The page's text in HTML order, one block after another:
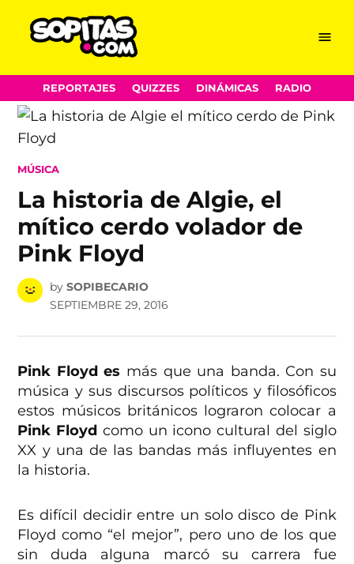
Skip
to
content
Menu
REPORTAJES QUIZZES DINÁMICAS RADIO
POSTED
MÚSICA
La historia de Algie, el
mítico cerdo volador de
Pink Floyd
by SOPIBECARIO
SEPTIEMBRE 29, 2016
Pink Floyd es más que una banda. Con su
música y sus discursos políticos y filosóficos
estos músicos británicos lograron colocar a
Pink Floyd como un icono cultural del siglo
XX y una de las bandas más influyentes en
la historia.
Es difícil decidir entre un solo disco de Pink
Floyd como “el mejor”, pero uno de los que
sin duda alguna marcó su carrera fue